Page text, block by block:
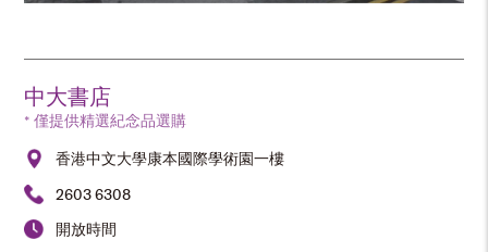
中大書店
* 僅提供精選紀念品選購
香港中文大學康本國際學術園一樓
2603 6308
開放時間